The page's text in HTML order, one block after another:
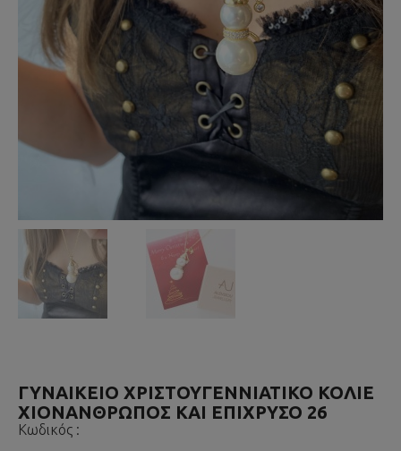
ΓΥΝΑΙΚΕΊΟ ΧΡΙΣΤΟΥΓΕΝΝΙΆΤΙΚΟ ΚΟΛΙΈ
ΧΙΟΝΆΝΘΡΩΠΟΣ ΚΑΙ ΕΠΊΧΡΥΣΟ 26
Κωδικός :